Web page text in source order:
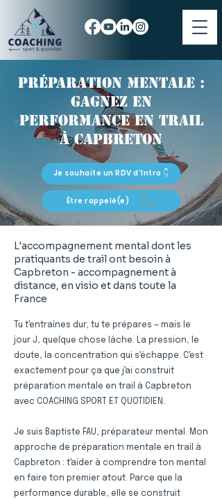
Préparation mentale :
gagnez en
performance en trail
à Capbreton
Je souhaite un RDV d'Intro 👇
Être rappelé(e)
L'accompagnement mental dont les
pratiquants de trail ont besoin à
Capbreton - accompagnement à
distance, en visio et dans toute la
France
Tu t'entraînes dur, tu te prépares — mais le
jour J, quelque chose lâche. La pression, le
doute, la concentration qui s'échappe. C'est
exactement pour ça que j'ai construit
préparation mentale en trail à Capbreton
avec COACHING SPORT ET QUOTIDIEN.
Je suis Baptiste FAU, préparateur mental. Mon
approche de préparation mentale en trail à
Capbreton : t'aider à comprendre ton mental
en faire ton premier atout. Parce que la
performance durable, elle se construit